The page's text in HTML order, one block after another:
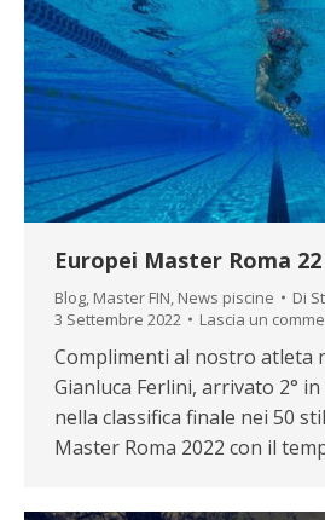
Europei Master Roma 22
Blog, Master FIN, News piscine Di
3 Settembre 2022
Lascia un
Complimenti al nostro atleta
Gianluca Ferlini, arrivato 2°
nella classifica finale nei 50
Master Roma 2022 con il